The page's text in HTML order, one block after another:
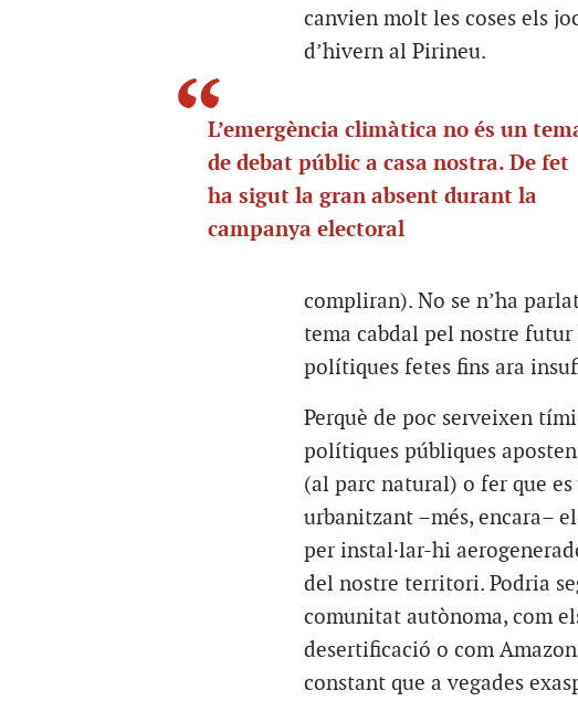
canvien molt les coses els
d’hivern al Pirineu.
L’emergència climàtica no és un
de debat públic a casa nostra. De fet
ha sigut la gran absent durant la
campanya electoral
compliran). No se n’ha
tema cabdal pel nostre futur
polítiques fetes fins ara
Perquè de poc serveixen
polítiques públiques
(al parc natural) o fer que
urbanitzant –més, encara–
per instal·lar-hi
del nostre territori. Podria
comunitat autònoma, com
desertificació o com
constant que a vegades